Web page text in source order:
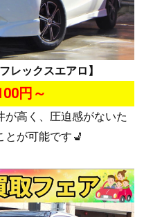
ックスエアロ】
円～
高く、圧迫感がないた
とが可能です💺